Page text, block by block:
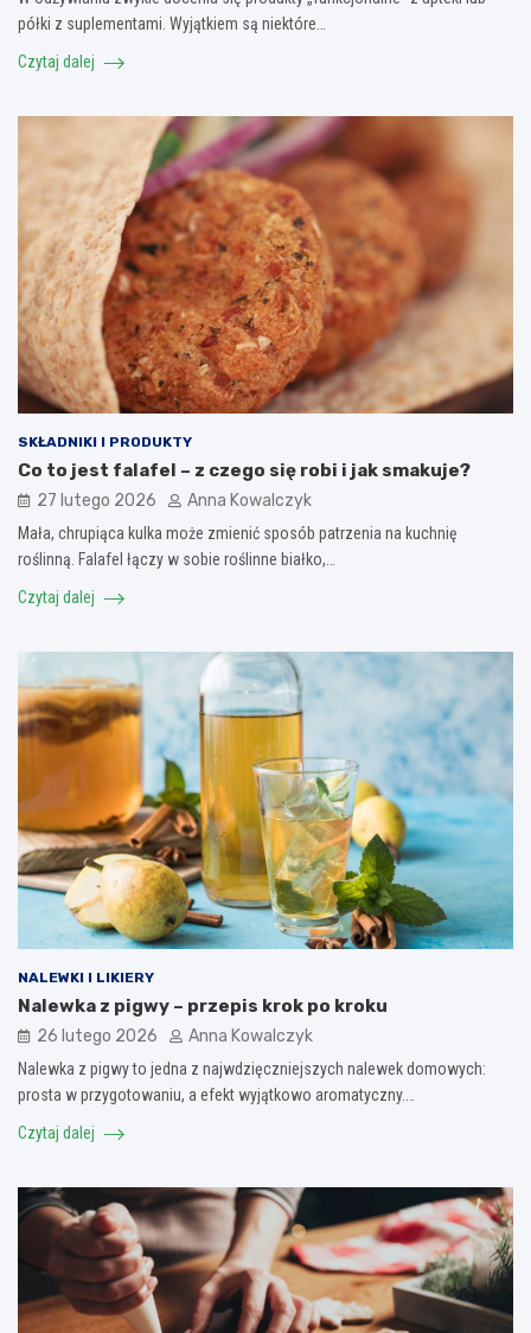
półki z suplementami. Wyjątkiem są niektóre…
Czytaj dalej
SKŁADNIKI I PRODUKTY
Co to jest falafel – z czego się robi i jak smakuje?
27 lutego 2026 Anna Kowalczyk
Mała, chrupiąca kulka może zmienić sposób patrzenia na kuchnię
roślinną. Falafel łączy w sobie roślinne białko,…
Czytaj dalej
NALEWKI I LIKIERY
Nalewka z pigwy – przepis krok po kroku
26 lutego 2026 Anna Kowalczyk
Nalewka z pigwy to jedna z najwdzięczniejszych nalewek domowych:
prosta w przygotowaniu, a efekt wyjątkowo aromatyczny.…
Czytaj dalej